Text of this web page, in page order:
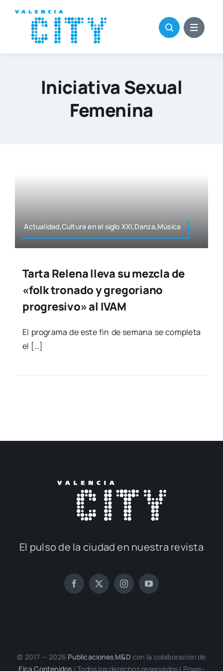
contenido
Iniciativa Sexual
Femenina
Actualidad,Cultura en el siglo XXI,Danza,Música
Tarta Relena lleva su mezcla de
«folk tronado y gregoriano
progresivo» al IVAM
El pro­gra­ma de este fin de sema­na se com­ple­ta
el […]
El pul­so de la ciu­dad en nues­tra revis­ta
© 2017 — 2026 Publi­ca­cio­nes M&D con la cola­bo­ra­ción de
Elca Con­te­ni­dos | Todos los dere­chos reser­va­dos | Powe­